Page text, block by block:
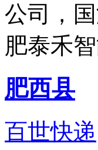
公司，
肥泰禾
肥西县
百世快递